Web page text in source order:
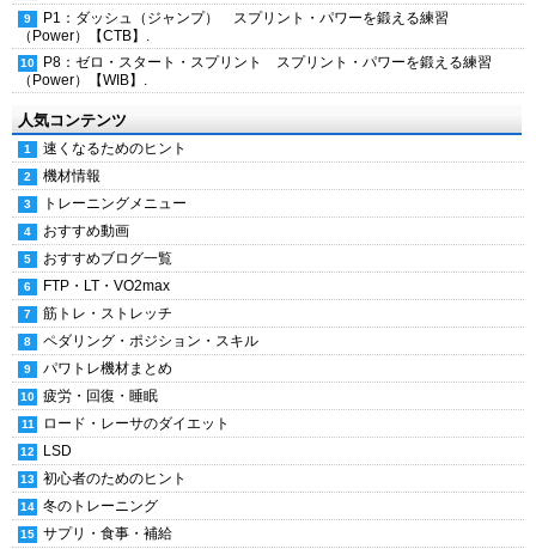
P1：ダッシュ（ジャンプ） スプリント・パワーを鍛える練習
（Power）【CTB】.
P8：ゼロ・スタート・スプリント スプリント・パワーを鍛える練習
（Power）【WIB】.
人気コンテンツ
速くなるためのヒント
機材情報
トレーニングメニュー
おすすめ動画
おすすめブログ一覧
FTP・LT・VO2max
筋トレ・ストレッチ
ペダリング・ポジション・スキル
パワトレ機材まとめ
疲労・回復・睡眠
ロード・レーサのダイエット
LSD
初心者のためのヒント
冬のトレーニング
サプリ・食事・補給